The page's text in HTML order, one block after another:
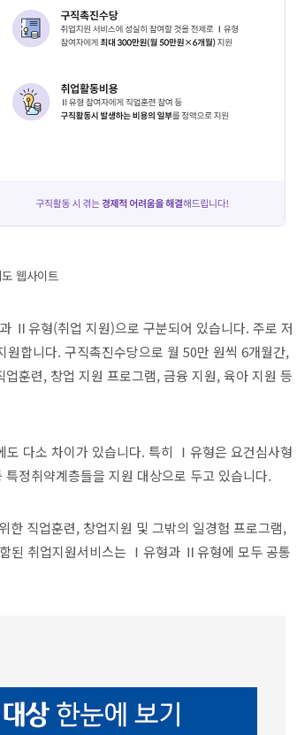
웹사이트
Ⅱ유형(취업 지원)으로 구분되어 있습니다. 주로 저
합니다. 구직촉진수당으로 월 50만 원씩 6개월간,
훈련, 창업 지원 프로그램, 금융 지원, 육아 지원 등
도 다소 차이가 있습니다. 특히 Ⅰ유형은 요건심사형
정취약계층들을 지원 대상으로 두고 있습니다.
한 직업훈련, 창업지원 및 그밖의 일경험 프로그램,
된 취업지원서비스는 Ⅰ유형과 Ⅱ유형에 모두 공통